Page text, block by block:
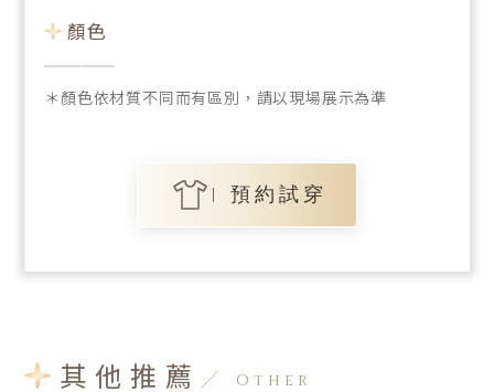
顏色
＊顏色依材質不同而有區別，請以現場展示為準
預約試穿
其他推薦 Other